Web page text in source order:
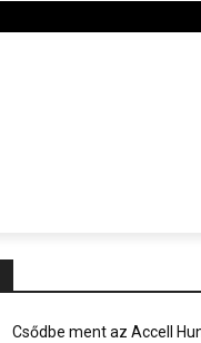
Csődbe ment az Accell